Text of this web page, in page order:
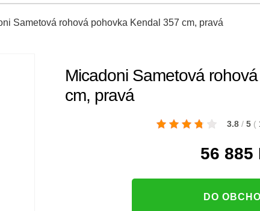
Sametová rohová pohovka Kendal 357 cm, pravá
Micadoni Sametová
cm, pravá
3.8 / 5 (
56 885
DO